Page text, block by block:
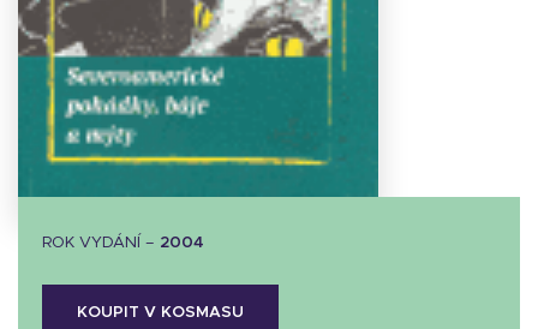
ROK VYDÁNÍ – 2004
KOUPIT V KOSMASU